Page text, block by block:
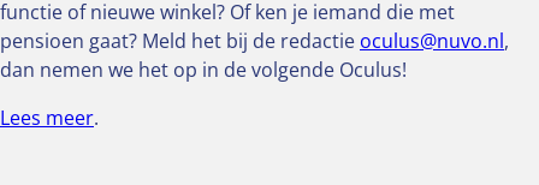
functie of nieuwe winkel? Of ken je iemand die met
pensioen gaat? Meld het bij de redactie oculus@nuvo.nl,
dan nemen we het op in de volgende Oculus!
Lees meer.